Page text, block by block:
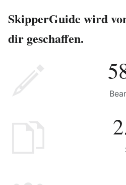
SkipperGuide wird
dir geschaffen.